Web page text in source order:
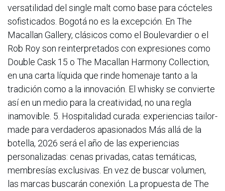
versatilidad del single malt como base para cócteles
sofisticados. Bogotá no es la excepción. En The
Macallan Gallery, clásicos como el Boulevardier o el
Rob Roy son reinterpretados con expresiones como
Double Cask 15 o The Macallan Harmony Collection,
en una carta líquida que rinde homenaje tanto a la
tradición como a la innovación. El whisky se convierte
así en un medio para la creatividad, no una regla
inamovible. 5. Hospitalidad curada: experiencias tailor-
made para verdaderos apasionados Más allá de la
botella, 2026 será el año de las experiencias
personalizadas: cenas privadas, catas temáticas,
membresías exclusivas. En vez de buscar volumen,
las marcas buscarán conexión. La propuesta de The